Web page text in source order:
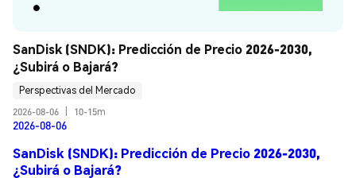
SanDisk (SNDK): Predicción de Precio 2026-2030,
¿Subirá o Bajará?
Perspectivas del Mercado
2026-08-06
10-15m
2026-08-06
SanDisk (SNDK): Predicción de Precio 2026-2030,
¿Subirá o Bajará?